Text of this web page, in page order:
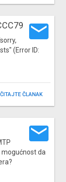
email
(Error ID:
ČLANAK
email
mogućnost da